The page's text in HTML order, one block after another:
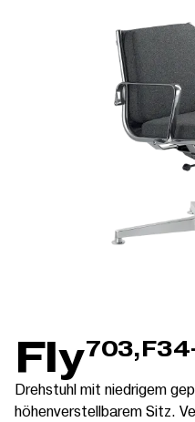
Fly
Drehstuhl mit niedrigem
höhenverstellbarem Sitz.